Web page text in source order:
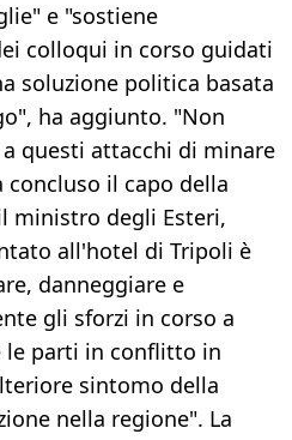
e "sostiene
colloqui in corso guidati
soluzione politica basata
ha aggiunto. "Non
questi attacchi di minare
il capo della
ministro degli Esteri,
all'hotel di Tripoli è
danneggiare e
gli sforzi in corso a
le parti in conflitto in
sintomo della
nella regione". La